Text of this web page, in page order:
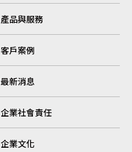
產品與服務
客戶案例
最新消息
企業社會責任
企業文化